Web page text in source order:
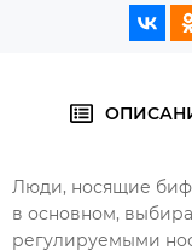
Люди, носящие
в основном,
регулируемыми